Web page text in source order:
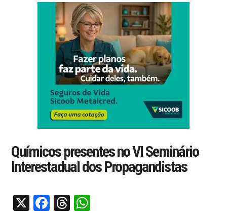
Químicos presentes no VI Seminário
Interestadual dos Propagandistas
X Facebook
Threads